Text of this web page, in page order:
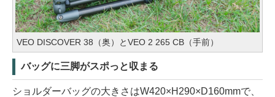
VEO DISCOVER 38（奥）とVEO 2 265 CB（手前）
バッグに三脚がスポっと収まる
ショルダーバッグの大きさはW420×H290×D160mmで、